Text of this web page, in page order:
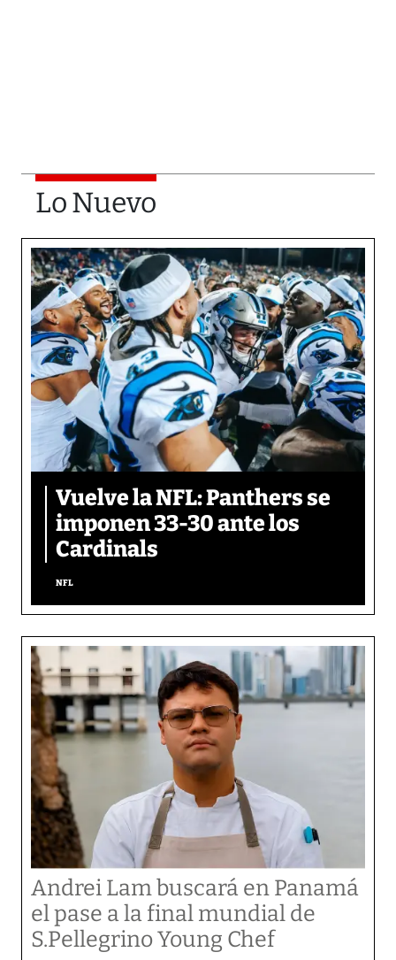
Lo Nuevo
Vuelve la NFL: Panthers se
imponen 33-30 ante los
Cardinals
NFL
Andrei Lam buscará en Panamá
el pase a la final mundial de
S.Pellegrino Young Chef